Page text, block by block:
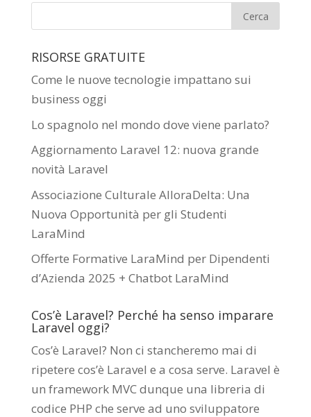
RISORSE GRATUITE
Come le nuove tecnologie impattano sui
business oggi
Lo spagnolo nel mondo dove viene parlato?
Aggiornamento Laravel 12: nuova grande
novità Laravel
Associazione Culturale AlloraDelta: Una
Nuova Opportunità per gli Studenti
LaraMind
Offerte Formative LaraMind per Dipendenti
d’Azienda 2025 + Chatbot LaraMind
Cos’è Laravel? Perché ha senso imparare
Laravel oggi?
Cos’è Laravel? Non ci stancheremo mai di
ripetere cos’è Laravel e a cosa serve. Laravel è
un framework MVC dunque una libreria di
codice PHP che serve ad uno sviluppatore